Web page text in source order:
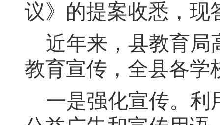
议》的提案收悉 ， 现
近年来 ， 县教育局
教育宣传 ， 全县各学
一是强化宣传。 利